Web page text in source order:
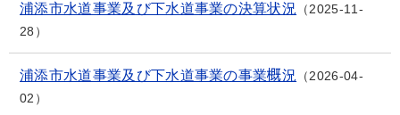
浦添市水道事業及び下水道事業の決算状況
2025-11-
28
浦添市水道事業及び下水道事業の事業概況
2026-04-
02